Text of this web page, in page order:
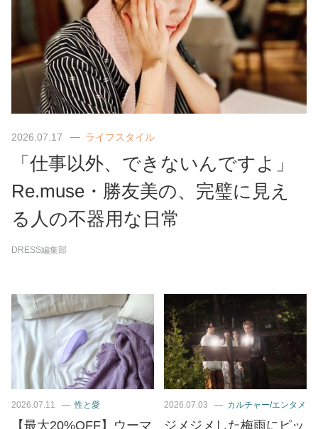
2026.07.17 ライフスタイル
「仕事以外、できないんですよ」
Re.muse・勝友美の、完璧に見え
る人の不器用な日常
DRESS編集部
2026.07.11 性と愛
【最大20%OFF】ウーマ
2026.07.03 カルチャー/エンタメ
ジメジメした梅雨にピッ